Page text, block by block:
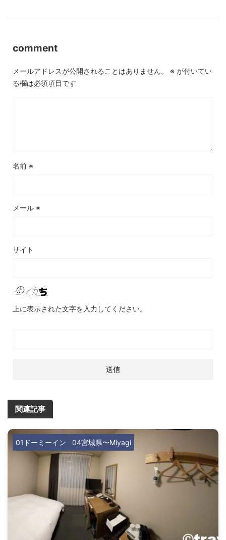
comment
メールアドレスが公開されることはありません。 ※ が付いてい
る欄は必須項目です
名前 ※
メール ※
サイト
上に表示された文字を入力してください。
関連記事
01ドーミーイン 04宮城県〜Miyagi